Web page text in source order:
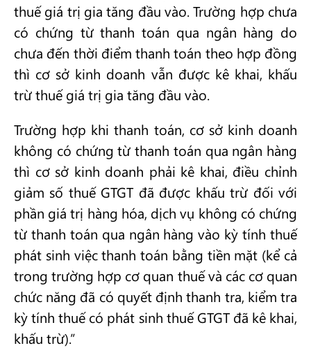
thuế giá trị gia tăng đầu vào. Trường hợp chưa
có chứng từ thanh toán qua ngân hàng do
chưa đến thời điểm thanh toán theo hợp đồng
thì cơ sở kinh doanh vẫn được kê khai, khấu
trừ thuế giá trị gia tăng đầu vào.
Trường hợp khi thanh toán, cơ sở kinh doanh
không có chứng từ thanh toán qua ngân hàng
thì cơ sở kinh doanh phải kê khai, điều chỉnh
giảm số thuế GTGT đã được khấu trừ đối với
phần giá trị hàng hóa, dịch vụ không có chứng
từ thanh toán qua ngân hàng vào kỳ tính thuế
phát sinh việc thanh toán bằng tiền mặt (kể cả
trong trường hợp cơ quan thuế và các cơ quan
chức năng đã có quyết định thanh tra, kiểm tra
kỳ tính thuế có phát sinh thuế GTGT đã kê khai,
khấu trừ).”